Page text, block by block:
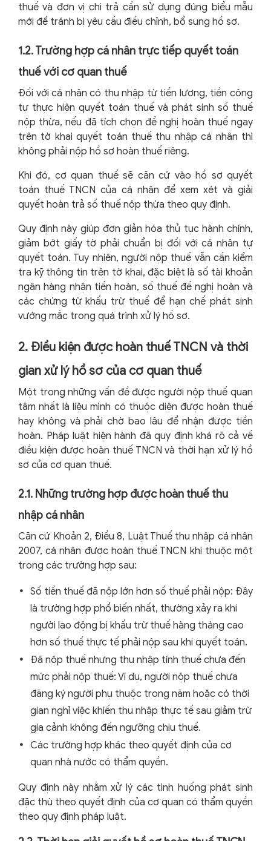
thuế và đơn vị chi trả cần sử dụng đúng biểu mẫu
mới để tránh bị yêu cầu điều chỉnh, bổ sung hồ sơ.
1.2. Trường hợp cá nhân trực tiếp quyết toán
thuế với cơ quan thuế
Đối với cá nhân có thu nhập từ tiền lương, tiền công
tự thực hiện quyết toán thuế và phát sinh số thuế
nộp thừa, nếu đã tích chọn đề nghị hoàn thuế ngay
trên tờ khai quyết toán thuế thu nhập cá nhân thì
không phải nộp hồ sơ hoàn thuế riêng.
Khi đó, cơ quan thuế sẽ căn cứ vào hồ sơ quyết
toán thuế TNCN của cá nhân để xem xét và giải
quyết hoàn trả số thuế nộp thừa theo quy định.
Quy định này giúp đơn giản hóa thủ tục hành chính,
giảm bớt giấy tờ phải chuẩn bị đối với cá nhân tự
quyết toán. Tuy nhiên, người nộp thuế vẫn cần kiểm
tra kỹ thông tin trên tờ khai, đặc biệt là số tài khoản
ngân hàng nhận tiền hoàn, số thuế đề nghị hoàn và
các chứng từ khấu trừ thuế để hạn chế phát sinh
vướng mắc trong quá trình xử lý hồ sơ.
2. Điều kiện được hoàn thuế TNCN và thời
gian xử lý hồ sơ của cơ quan thuế
Một trong những vấn đề được người nộp thuế quan
tâm nhất là liệu mình có thuộc diện được hoàn thuế
hay không và phải chờ bao lâu để nhận được tiền
hoàn. Pháp luật hiện hành đã quy định khá rõ cả về
điều kiện được hoàn thuế TNCN và thời hạn xử lý hồ
sơ của cơ quan thuế.
2.1. Những trường hợp được hoàn thuế thu
nhập cá nhân
Căn cứ Khoản 2, Điều 8, Luật Thuế thu nhập cá nhân
2007, cá nhân được hoàn thuế TNCN khi thuộc một
trong các trường hợp sau:
Số tiền thuế đã nộp lớn hơn số thuế phải nộp: Đây
là trường hợp phổ biến nhất, thường xảy ra khi
người lao động bị khấu trừ thuế hàng tháng cao
hơn số thuế thực tế phải nộp sau khi quyết toán.
Đã nộp thuế nhưng thu nhập tính thuế chưa đến
mức phải nộp thuế: Ví dụ, người nộp thuế chưa
đăng ký người phụ thuộc trong năm hoặc có thời
gian nghỉ việc khiến thu nhập thực tế sau giảm trừ
gia cảnh không đến ngưỡng chịu thuế.
Các trường hợp khác theo quyết định của cơ
quan nhà nước có thẩm quyền.
Quy định này nhằm xử lý các tình huống phát sinh
đặc thù theo quyết định của cơ quan có thẩm quyền
theo quy định pháp luật.